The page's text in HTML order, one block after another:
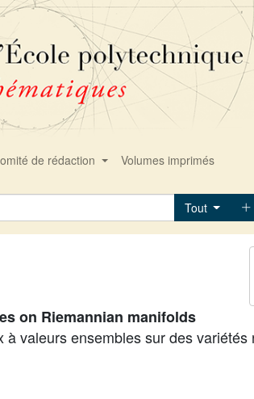
de rédaction Volumes imprimés
Tout
on Riemannian manifolds
valeurs ensembles sur des variétés